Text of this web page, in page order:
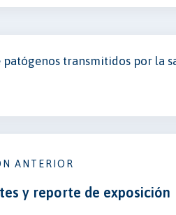
transmitidos por la
ANTERIOR
y reporte de exposición